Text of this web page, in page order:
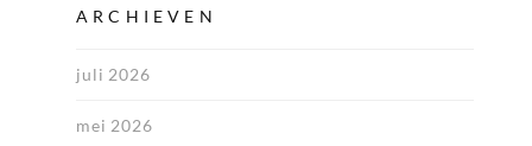
ARCHIEVEN
juli 2026
mei 2026